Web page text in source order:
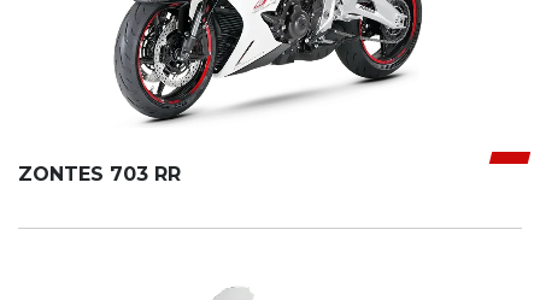
ZONTES 703 RR